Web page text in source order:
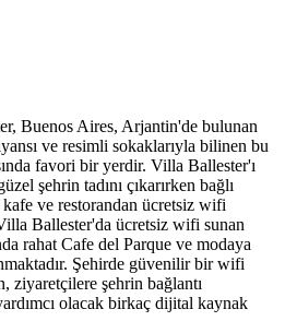
Buenos Aires, Arjantin'de bulunan
ve resimli sokaklarıyla bilinen bu
favori bir yerdir. Villa Ballester'ı
şehrin tadını çıkarırken bağlı
ve restorandan ücretsiz wifi
Ballester'da ücretsiz wifi sunan
rahat Cafe del Parque ve modaya
Şehirde güvenilir bir wifi
ziyaretçilere şehrin bağlantı
olacak birkaç dijital kaynak